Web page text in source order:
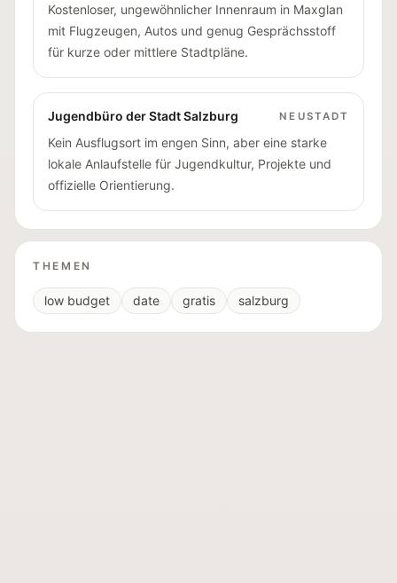
Kostenloser, ungewöhnlicher Innenraum in Maxglan
mit Flugzeugen, Autos und genug Gesprächsstoff
für kurze oder mittlere Stadtpläne.
Jugendbüro der Stadt Salzburg NEUSTADT
Kein Ausflugsort im engen Sinn, aber eine starke
lokale Anlaufstelle für Jugendkultur, Projekte und
offizielle Orientierung.
THEMEN
low budget date gratis salzburg